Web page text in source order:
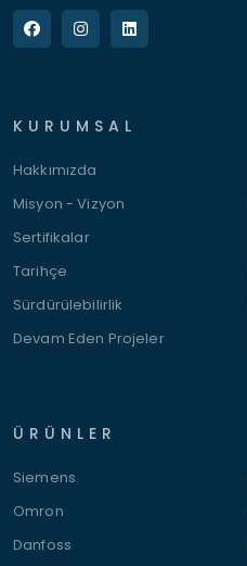
KURUMSAL
Hakkımızda
Misyon - Vizyon
Sertifikalar
Tarihçe
Sürdürülebilirlik
Devam Eden Projeler
ÜRÜNLER
Siemens
Omron
Danfoss